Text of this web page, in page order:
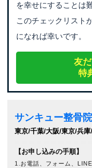
を幸せにすることは
このチェックリスト
になれば幸いです。
友
特
サンキュー整骨
東京/千葉/大阪/東京/兵庫
【お申し込みの手順】
1.お電話、フォーム、